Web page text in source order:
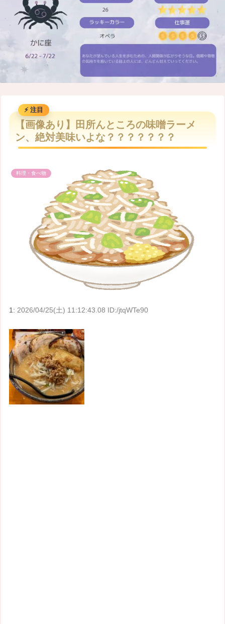
M
t
【画像あり】田所んところの味噌ラーメ
ン、絶対美味いよな？？？？？？？
料理・食べ物
1: 2026/04/25(土) 11:12:43.08 ID:/jtqWTe90